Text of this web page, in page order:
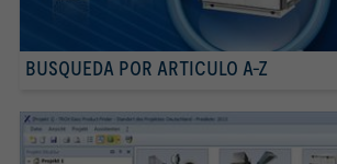
BUSQUEDA POR ARTICULO A-Z